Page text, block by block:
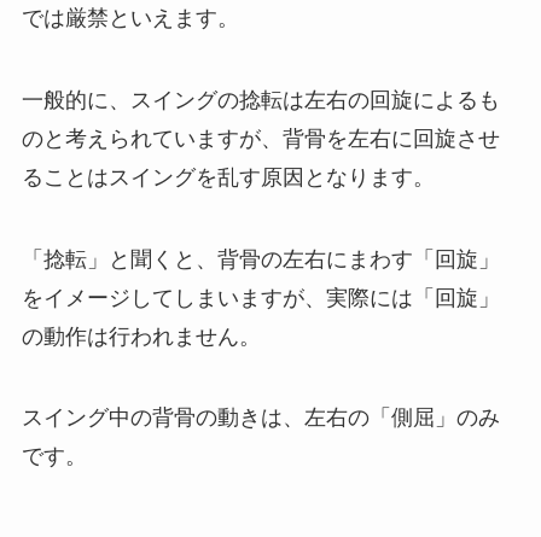
では厳禁といえます。
一般的に、スイングの捻転は左右の回旋によるも
のと考えられていますが、背骨を左右に回旋させ
ることはスイングを乱す原因となります。
「捻転」と聞くと、背骨の左右にまわす「回旋」
をイメージしてしまいますが、実際には「回旋」
の動作は行われません。
スイング中の背骨の動きは、左右の「側屈」のみ
です。